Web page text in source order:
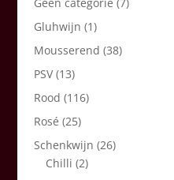
Geen categorie (7)
Gluhwijn (1)
Mousserend (38)
PSV (13)
Rood (116)
Rosé (25)
Schenkwijn (26)
Chilli (2)